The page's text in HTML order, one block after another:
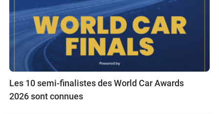
Les 10 semi-finalistes des World Car Awards
2026 sont connues